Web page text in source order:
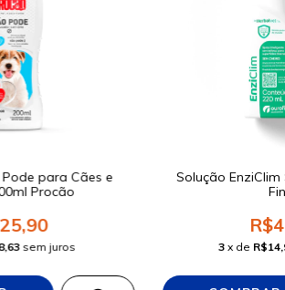
para Cães e
Procão
sem juros
Solução
3 x de